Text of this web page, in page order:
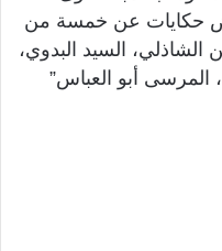
حكايات عن خمسة من
الشاذلي، السيد البدوي،
المرسى أبو العباس”